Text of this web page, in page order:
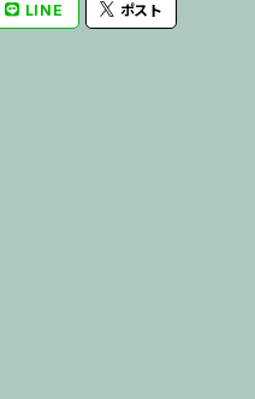
LINE ポスト